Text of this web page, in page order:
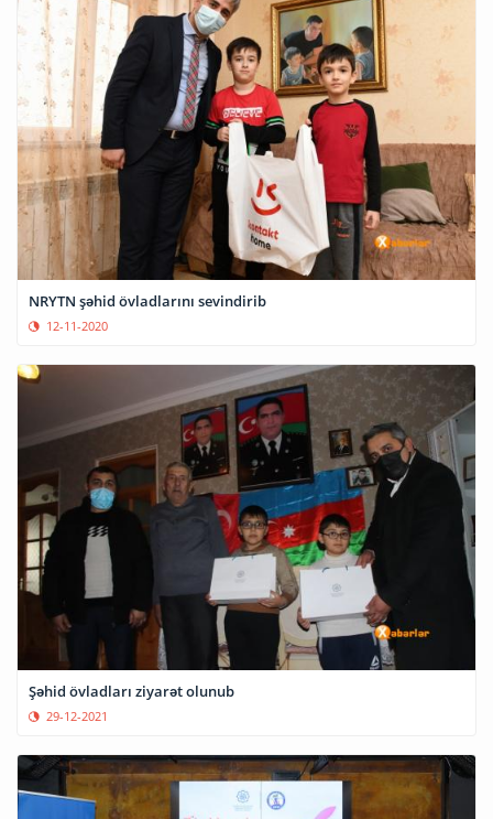
NRYTN şəhid övladlarını sevindirib
12-11-2020
Şəhid övladları ziyarət olunub
29-12-2021